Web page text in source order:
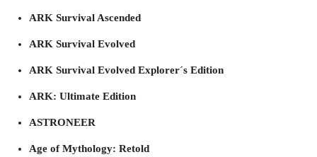
ARK Survival Ascended
ARK Survival Evolved
ARK Survival Evolved Explorer´s Edition
ARK: Ultimate Edition
ASTRONEER
Age of Mythology: Retold